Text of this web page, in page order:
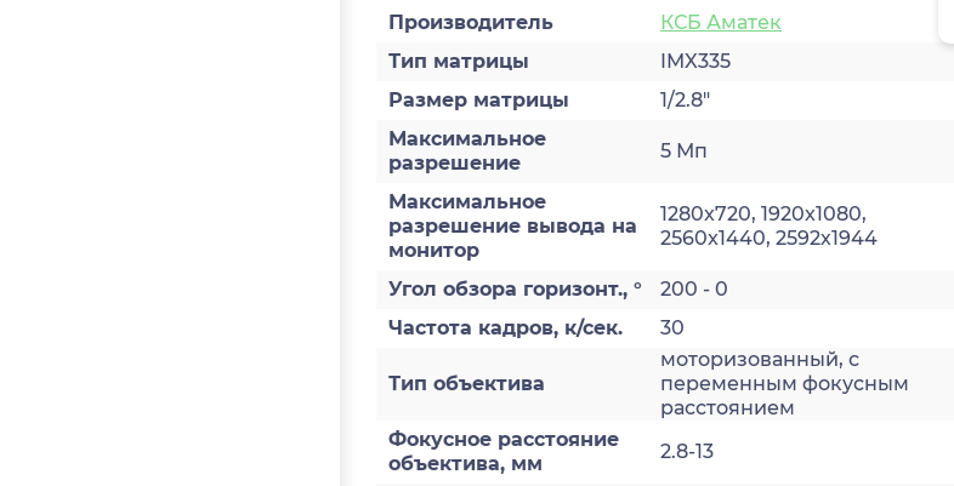
Производитель
КСБ Аматек
Тип матрицы
IMX335
Размер матрицы
1/2.8″
Максимальное
разрешение
5 Мп
Максимальное
разрешение вывода на
монитор
1280x720, 1920x1080,
2560x1440, 2592х1944
Угол обзора горизонт., °
200 - 0
Частота кадров, к/сек.
30
Тип объектива
моторизованный, с
переменным фокусным
расстоянием
Фокусное расстояние
объектива, мм
2.8-13